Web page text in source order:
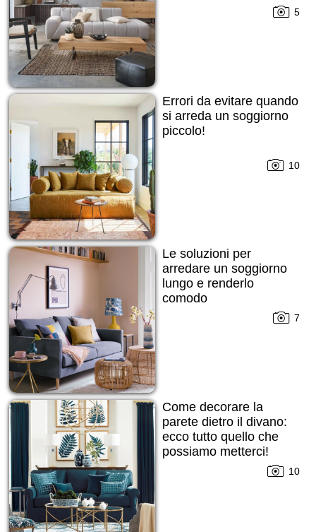
5
Errori da evitare quando
si arreda un soggiorno
piccolo!
10
Le soluzioni per
arredare un soggiorno
lungo e renderlo
comodo
7
Come decorare la
parete dietro il divano:
ecco tutto quello che
possiamo metterci!
10